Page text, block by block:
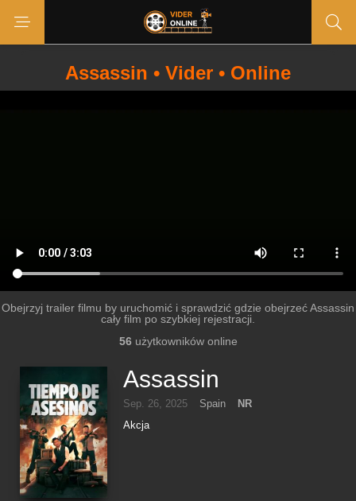
Assassin • Vider • Online
Obejrzyj trailer filmu by uruchomić i sprawdzić gdzie obejrzeć Assassin
cały film po szybkiej rejestracji.
56użytkowników online
Assassin
Sep. 26, 2025 Spain
NR
Akcja